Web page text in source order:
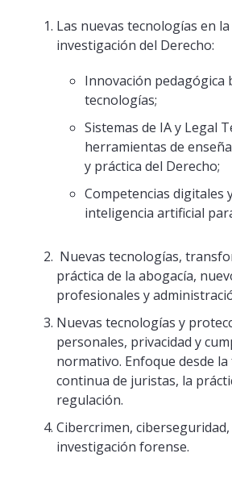
Las nuevas tecnologías en
investigación del Derecho:
Innovación pedagógica
tecnologías;
Sistemas de IA y Legal
herramientas de
y práctica del Derecho;
Competencias digitales
inteligencia artificial
Nuevas tecnologías,
práctica de la abogacía,
profesionales y
Nuevas tecnologías y
personales, privacidad y
normativo. Enfoque desde
continua de juristas, la
regulación.
Cibercrimen,
investigación forense.